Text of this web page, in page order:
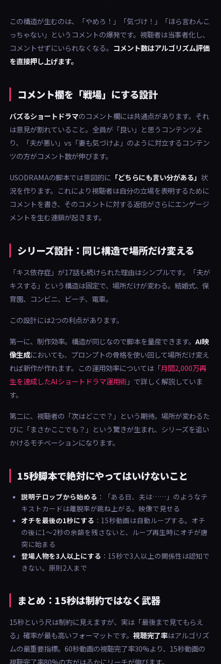
この構造が生むのは、「やめろ！」「気づけ！」「ほら言わんこ
っちゃない」というコメントの爆発です。視聴者は当事者化し、
コメントせずにいられなくなる。 コメント数はアルゴリズム評価
を直接押し上げます。
コメント欄を「戦場」にする設計
バズるショートドラマのコメント欄には共通点があります。それ
は意見が割れていること。全員が「良い」と思うコンテンツよ
り、「夫が悪い」vs「妻も気づけよ」のように対立するコンテン
ツの方がコメント数が伸びます。
USODRAMAの脚本では意図的に 「どちらにも言い分がある」 状
況を作ります。これにより視聴者は自分の立場を表明するために
コメントを書き、そのコメントに対する返信がさらにエンゲージ
メントを生む連鎖が起きます。
シリーズ設計：同じ構造で場所だけ変える
「キス依存症」が17話も続けられた理由はシンプルです。「夫が
キスする」という構造は固定で、場所だけが変わる。結婚式、保
育園、コンビニ、ビーチ、電車。
この設計には2つの利点があります。
第一に、制作効率。構造が同じなので脚本を量産できます。AI映
像生成においても、プロンプトの骨格を使い回して場所だけ変え
れば新作が作れます。この運用効率については「月間2,000万再
生を達成したAIショートドラマ運用術」で詳しく解説していま
す。
第二に、視聴者の「次はどこで？」という期待。場所が変わるた
びに「まさかここでも？」という驚きが生まれ、シリーズを追い
かけるモチベーションになります。
15秒脚本で絶対にやってはいけないこと
説明テロップから始める ：「ある日、夫は……」のようなテ
キストカードは離脱率が跳ね上がる。映像で見せる
オチを最後の1秒にする ：15秒動画は自動ループする。オチ
の後に1〜2秒の余韻を残さないと、ループ再生時にオチが唐
突に始まる
登場人物を3人以上にする ：15秒で3人以上の関係性は認知で
きない。原則2人まで
まとめ：15秒は制約ではなく武器
15秒という尺は制約に見えますが、実は「最後まで見てもらえ
る」確率が最も高いフォーマットです。視聴完了率はアルゴリズ
ムの最重要指標。60秒動画の視聴完了率30%より、15秒動画の
視聴完了率80%の方がはるかにリーチが伸びます。